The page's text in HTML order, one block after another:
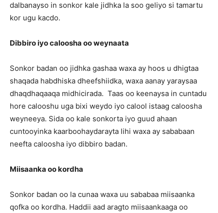
dalbanayso in sonkor kale jidhka la soo geliyo si tamartu
kor ugu kacdo.
Dibbiro iyo caloosha oo weynaata
Sonkor badan oo jidhka gashaa waxa ay hoos u dhigtaa
shaqada habdhiska dheefshiidka, waxa aanay yaraysaa
dhaqdhaqaaqa midhicirada. Taas oo keenaysa in cuntadu
hore calooshu uga bixi weydo iyo calool istaag caloosha
weyneeya. Sida oo kale sonkorta iyo guud ahaan
cuntooyinka kaarboohaydarayta lihi waxa ay sababaan
neefta caloosha iyo dibbiro badan.
Miisaanka oo kordha
Sonkor badan oo la cunaa waxa uu sababaa miisaanka
qofka oo kordha. Haddii aad aragto miisaankaaga oo